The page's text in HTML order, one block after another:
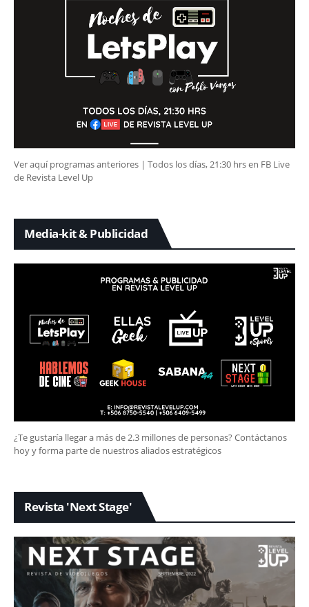
Ver aquí programas anteriores | Todos los días, 21:30 hrs en FB Live
de Revista Level Up
Media-kit & Publicidad
¿Te gustaría llegar a más de 2.3 millones de personas? Contáctanos
hoy y forma parte de nuestros aliados estratégicos
Revista 'Next Stage'